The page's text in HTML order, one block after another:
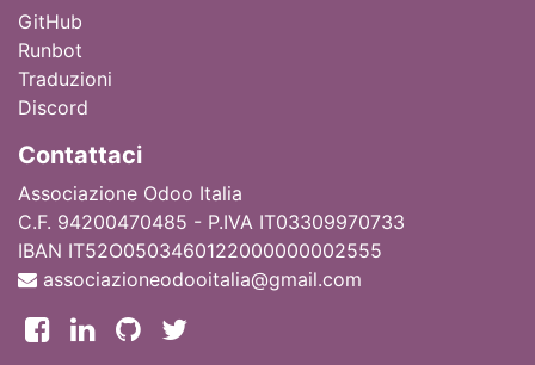
GitHub
Runbot
Traduzioni
Discord
Contattaci
Associazione Odoo Italia
C.F. 94200470485 - P.IVA IT03309970733
IBAN IT52O0503460122000000002555
associazioneodooitalia@gmail.com